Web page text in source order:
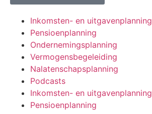
Inkomsten- en uitgavenplanning
Pensioenplanning
Ondernemingsplanning
Vermogensbegeleiding
Nalatenschapsplanning
Podcasts
Inkomsten- en uitgavenplanning
Pensioenplanning